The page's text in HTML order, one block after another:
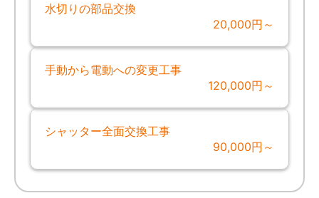
水切りの部品交換
20,000円～
手動から電動への変更工事
120,000円～
シャッター全面交換工事
90,000円～